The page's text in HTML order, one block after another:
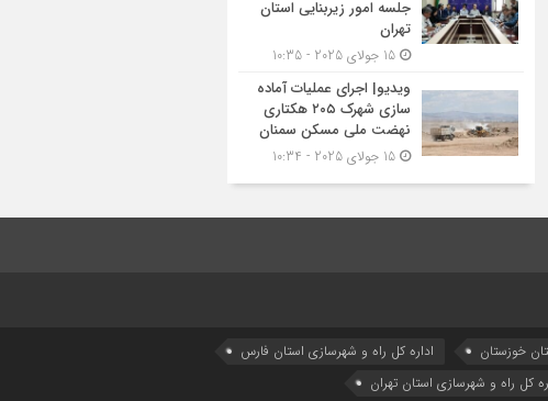
جلسه امور زیربنایی استان
تهران
ویدیو| اجرای عملیات آماده
سازی شهرک ۲۰۵ هکتاری
نهضت ملی مسکن سمنان
خوزستان
اداره كل راه و شهرسازي استان فارس
کل راه و شهرسازی استان تهران